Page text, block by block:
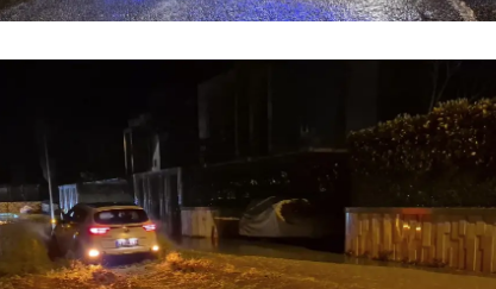
Gaziantep
Hakkari
Hatay
Isparta